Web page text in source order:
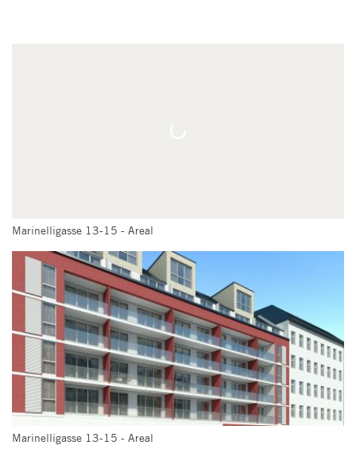
Marinelligasse 13-15 - Areal
Marinelligasse 13-15 - Areal